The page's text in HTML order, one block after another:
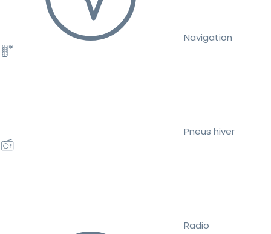
Navigation
Pneus hiver
Radio